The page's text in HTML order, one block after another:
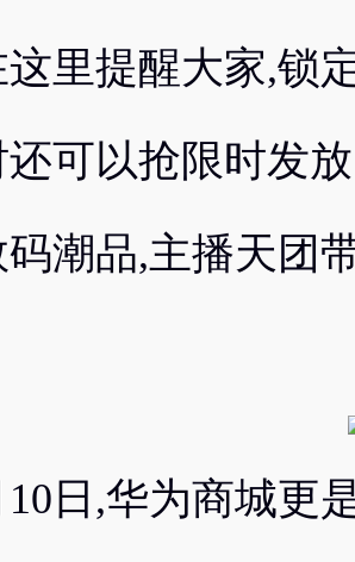
里提醒大家,锁
可以抢限时发
潮品,主播天团
10日,华为商城更